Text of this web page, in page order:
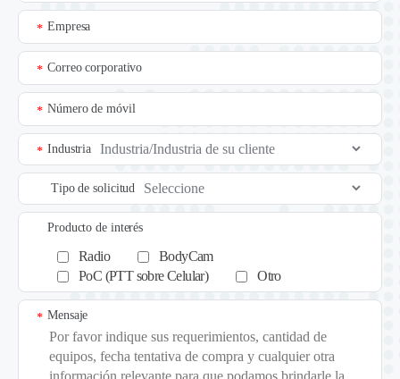
Empresa
*
Correo corporativo
*
Número de móvil
*
Industria
*
Tipo de solicitud
Producto de interés
Radio
BodyCam
PoC (PTT sobre Celular)
Otro
Mensaje
*